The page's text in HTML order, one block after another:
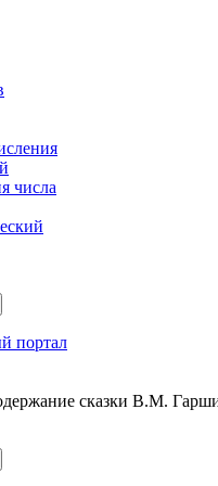
числа
портал
сказки В.М.